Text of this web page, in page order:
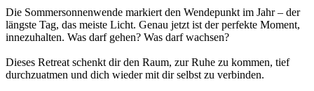
Die Sommersonnenwende markiert den Wendepunkt im Jahr – der
längste Tag, das meiste Licht. Genau jetzt ist der perfekte Moment,
innezuhalten. Was darf gehen? Was darf wachsen?
Dieses Retreat schenkt dir den Raum, zur Ruhe zu kommen, tief
durchzuatmen und dich wieder mit dir selbst zu verbinden.